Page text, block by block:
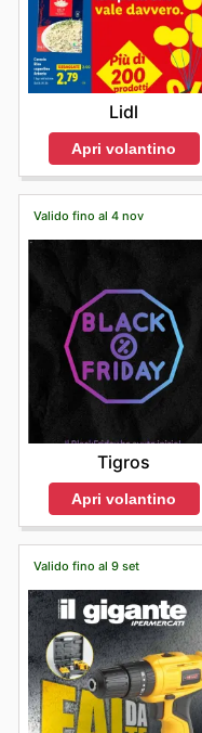
Lidl
Apri volantino
Valido fino al 4 nov
Tigros
Apri volantino
Valido fino al 9 set